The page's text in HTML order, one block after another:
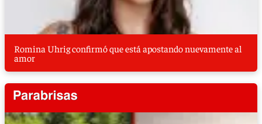
Romina Uhrig confirmó que está apostando nuevamente al
amor